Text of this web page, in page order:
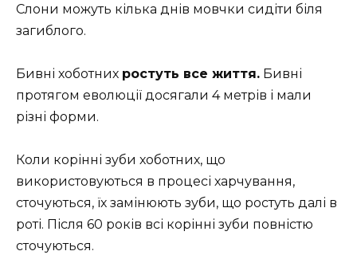
Слони можуть кілька днів мовчки сидіти біля
загиблого.
Бивні хоботних ростуть все життя. Бивні
протягом еволюції досягали 4 метрів і мали
різні форми.
Коли корінні зуби хоботних, що
використовуються в процесі харчування,
сточуються, їх замінюють зуби, що ростуть далі в
роті. Після 60 років всі корінні зуби повністю
сточуються.